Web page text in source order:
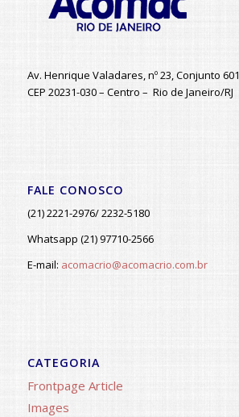
Av. Henrique Valadares, nº 23, Conjunto 601
CEP 20231-030 – Centro – Rio de Janeiro/RJ
FALE CONOSCO
(21) 2221-2976/ 2232-5180
Whatsapp (21) 97710-2566
E-mail: acomacrio@acomacrio.com.br
CATEGORIA
Frontpage Article
Images